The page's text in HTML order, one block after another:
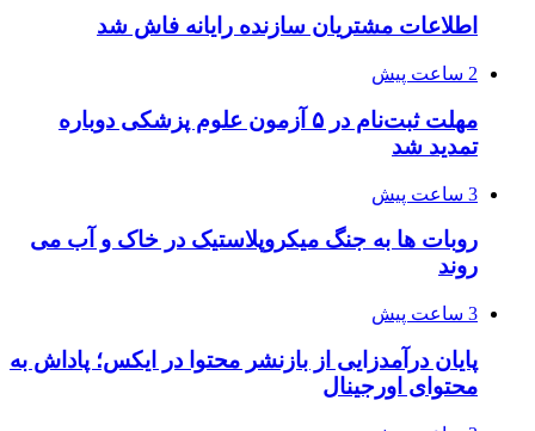
اطلاعات مشتریان سازنده رایانه فاش شد
2 ساعت پیش
مهلت ثبت‌نام در ۵ آزمون علوم پزشکی دوباره
تمدید شد
3 ساعت پیش
روبات ها به جنگ میکروپلاستیک در خاک و آب می
روند
3 ساعت پیش
پایان درآمدزایی از بازنشر محتوا در ایکس؛ پاداش به
محتوای اورجینال